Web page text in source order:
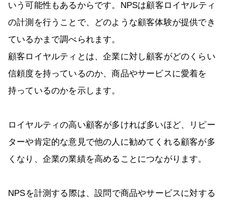
いう可能性もあるからです。NPSは顧客ロイヤルティ
の計測を行うことで、どのような顧客体験が提供でき
ているかまで調べられます。
顧客ロイヤルティとは、企業に対し顧客がどのくらい
信頼度を持っているのか、商品やサービスに愛着を
持っているのかを示します。
ロイヤルティの高い顧客が多ければ多いほど、リピー
ターや肯定的な意見で他の人に勧めてくれる顧客が多
くなり、企業の業績を高めることにつながります。
NPSを計測する際は、設問で商品やサービスに対する